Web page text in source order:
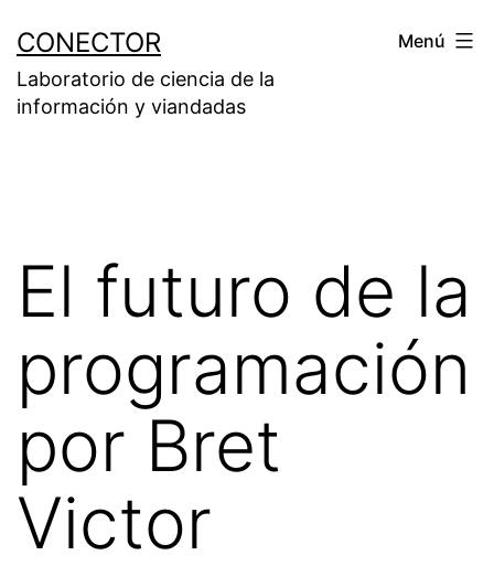
contenido
CONECTOR
Laboratorio de ciencia de la
información y viandadas
Menú
El futuro de la
programación
por Bret
Victor